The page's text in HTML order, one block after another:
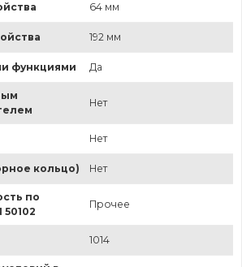
64 мм
192 мм
функциями Да
Нет
Нет
кольцо) Нет
по
50102
Прочее
1014